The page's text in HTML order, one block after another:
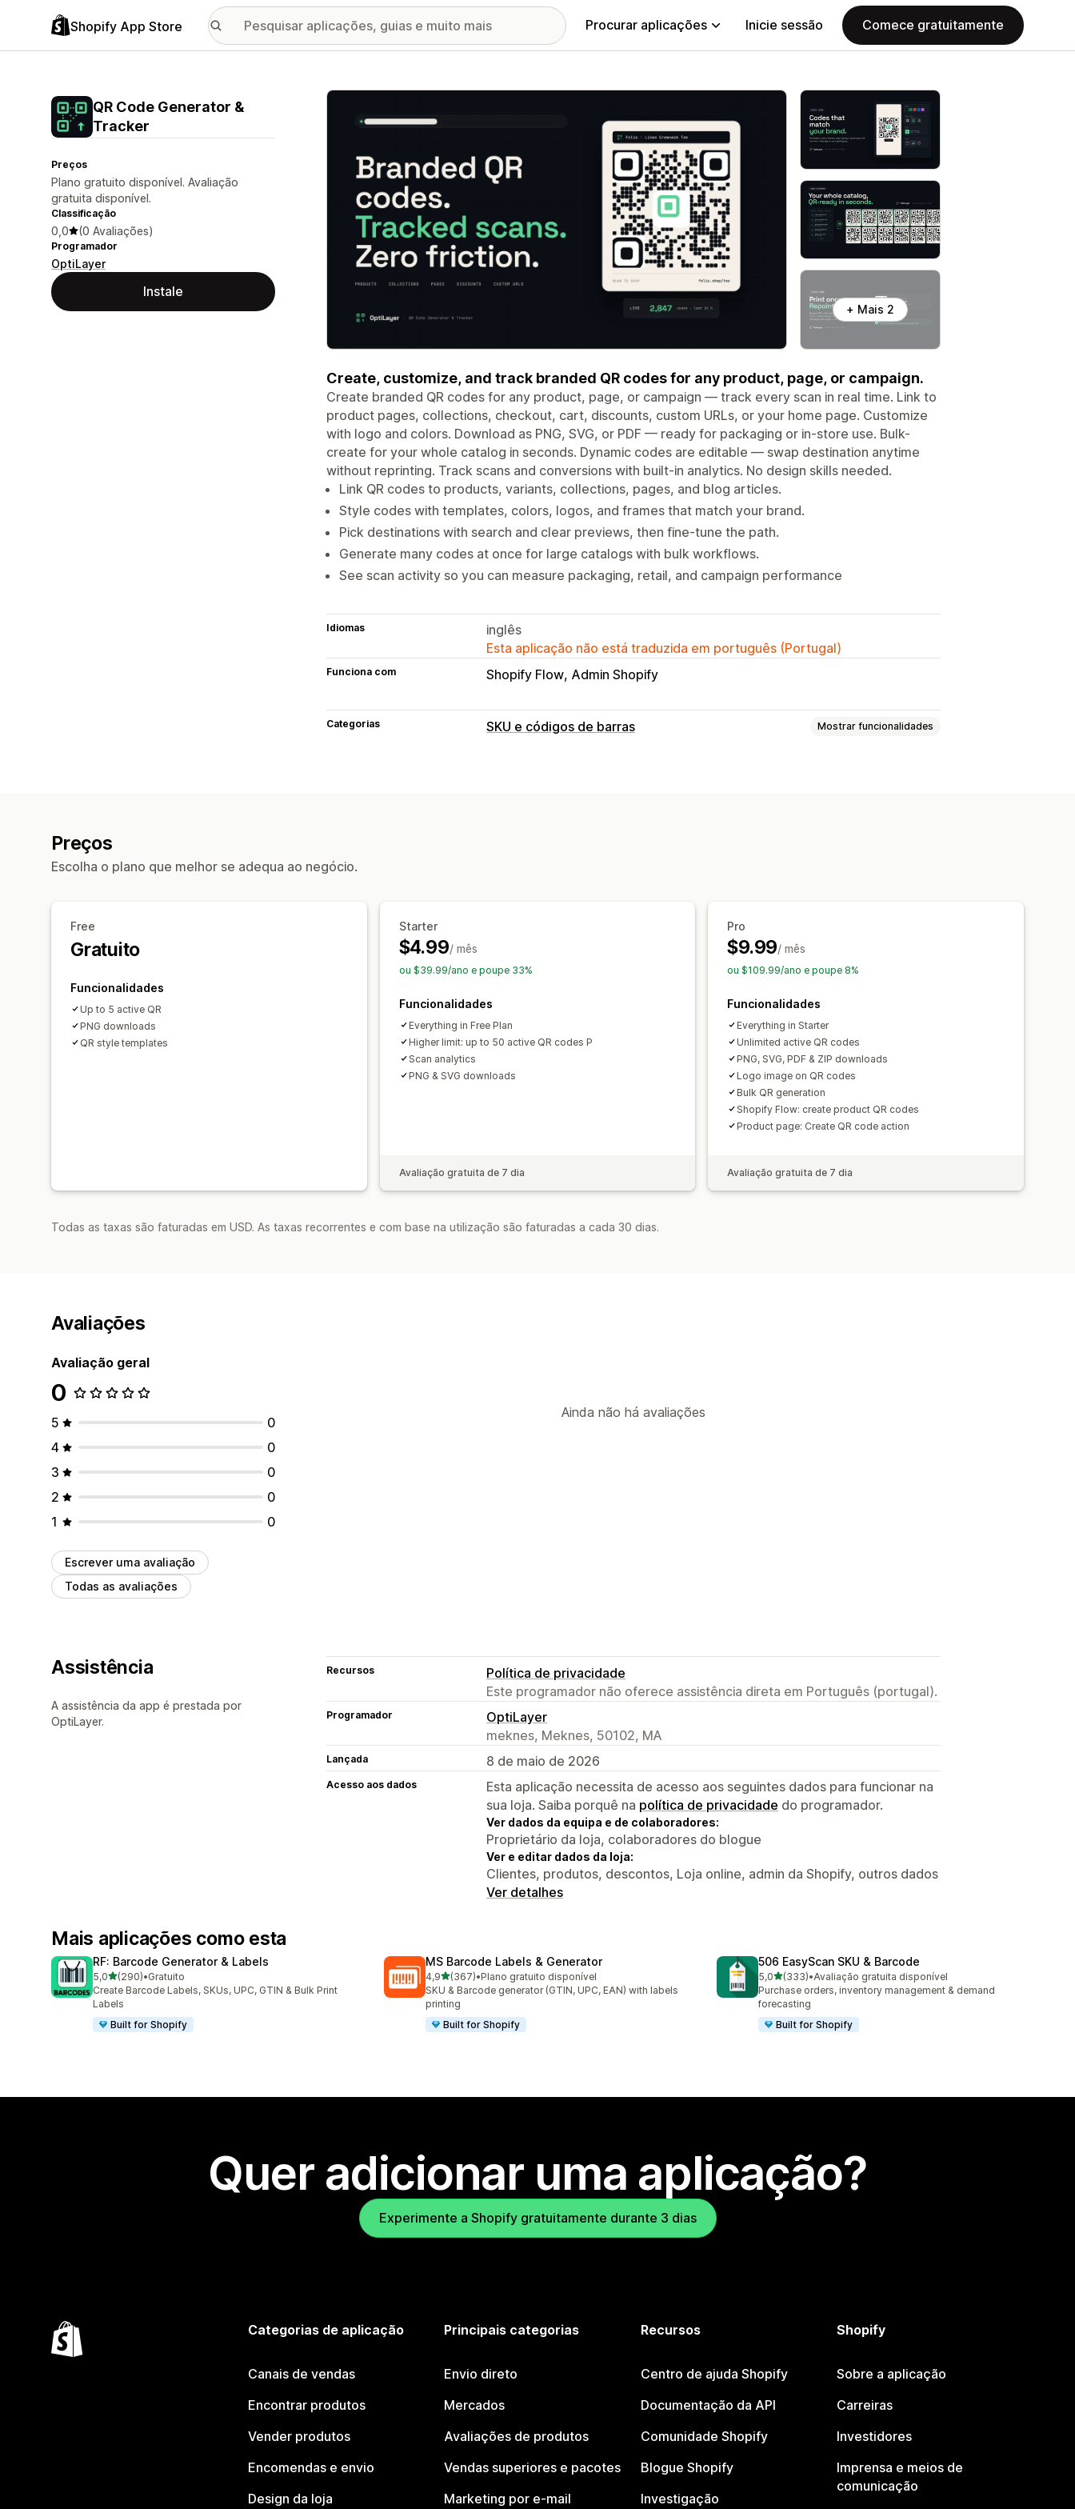
Shopify App Store Procurar aplicações Inicie sessão Comece gratuitamente
QR Code Generator &
Tracker
Preços
Plano gratuito disponível. Avaliação
gratuita disponível.
Classificação
0,0 (0 Avaliações)
Programador
OptiLayer
Instale
Galeria de imagens em destaque
+ Mais 2
Create, customize, and track branded QR codes for any product, page, or campaign.
Create branded QR codes for any product, page, or campaign — track every scan in real time. Link to
product pages, collections, checkout, cart, discounts, custom URLs, or your home page. Customize
with logo and colors. Download as PNG, SVG, or PDF — ready for packaging or in-store use. Bulk-
create for your whole catalog in seconds. Dynamic codes are editable — swap destination anytime
without reprinting. Track scans and conversions with built-in analytics. No design skills needed.
Link QR codes to products, variants, collections, pages, and blog articles.
Style codes with templates, colors, logos, and frames that match your brand.
Pick destinations with search and clear previews, then fine-tune the path.
Generate many codes at once for large catalogs with bulk workflows.
See scan activity so you can measure packaging, retail, and campaign performance
Idiomas
inglês
Esta aplicação não está traduzida em português (Portugal)
Funciona com Shopify Flow Admin Shopify
Categorias SKU e códigos de barras Mostrar funcionalidades
Preços
Escolha o plano que melhor se adequa ao negócio.
Free
Gratuito
Funcionalidades
Up to 5 active QR
PNG downloads
QR style templates
Starter
$4.99/ mês
ou $39.99/ano e poupe 33%
Funcionalidades
Everything in Free Plan
Higher limit: up to 50 active QR codes P
Scan analytics
PNG & SVG downloads
Avaliação gratuita de 7 dia
Pro
$9.99/ mês
ou $109.99/ano e poupe 8%
Funcionalidades
Everything in Starter
Unlimited active QR codes
PNG, SVG, PDF & ZIP downloads
Logo image on QR codes
Bulk QR generation
Shopify Flow: create product QR codes
Product page: Create QR code action
Avaliação gratuita de 7 dia
Todas as taxas são faturadas em USD. As taxas recorrentes e com base na utilização são faturadas a cada 30 dias.
Avaliações
Avaliação geral
0
5
0
4
0
3
0
2
0
1
0
Escrever uma avaliação
Todas as avaliações
Ainda não há avaliações
Assistência
A assistência da app é prestada por
OptiLayer.
Recursos
Política de privacidade
Este programador não oferece assistência direta em Português (portugal).
Programador
OptiLayer
meknes, Meknes, 50102, MA
Lançada 8 de maio de 2026
Acesso aos dados
Esta aplicação necessita de acesso aos seguintes dados para funcionar na
sua loja. Saiba porquê na política de privacidade do programador.
Ver dados da equipa e de colaboradores:
Proprietário da loja, colaboradores do blogue
Ver e editar dados da loja:
Clientes, produtos, descontos, Loja online, admin da Shopify, outros dados
Ver detalhes
Mais aplicações como esta
RF: Barcode Generator & Labels
5,0de 5 estrelas
(290)
290 total de avaliações
•Gratuito
Create Barcode Labels, SKUs, UPC, GTIN & Bulk Print
Labels
Built for Shopify
MS Barcode Labels & Generator
4,9de 5 estrelas
(367)
367 total de avaliações
•Plano gratuito disponível
SKU & Barcode generator (GTIN, UPC, EAN) with labels
printing
Built for Shopify
506 EasyScan SKU & Barcode
5,0de 5 estrelas
(333)
333 total de avaliações
•Avaliação gratuita disponível
Purchase orders, inventory management & demand
forecasting
Built for Shopify
Quer adicionar uma aplicação?
Experimente a Shopify gratuitamente durante 3 dias
Categorias de aplicação
Canais de vendas
Encontrar produtos
Vender produtos
Encomendas e envio
Design da loja
Principais categorias
Envio direto
Mercados
Avaliações de produtos
Vendas superiores e pacotes
Marketing por e-mail
Recursos
Centro de ajuda Shopify
Documentação da API
Comunidade Shopify
Blogue Shopify
Investigação
Shopify
Sobre a aplicação
Carreiras
Investidores
Imprensa e meios de
comunicação